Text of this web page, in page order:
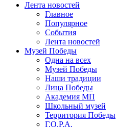
Лента новостей
Главное
Популярное
События
Лента новостей
Музей Победы
Одна на всех
Музей Победы
Наши традиции
Лица Победы
Академия МП
Школьный музей
Территория Победы
Г.О.Р.А.